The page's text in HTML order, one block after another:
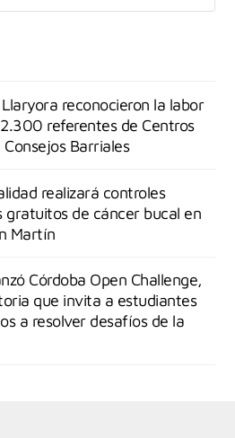
reconocieron la labor
referentes de Centros
Consejos Barriales
realizará controles
gratuitos de cáncer bucal en
Martín
Córdoba Open Challenge,
que invita a estudiantes
a resolver desafíos de la